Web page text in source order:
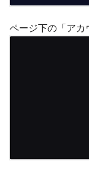
ページ下の「アカ